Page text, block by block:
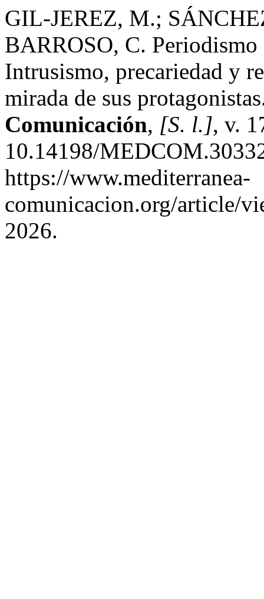
GIL-JEREZ, M.;
BARROSO, C.
Intrusismo, precariedad y
mirada de sus
Comunicación, [S. l.], v.
10.14198/
https://www.mediterranea-
comunicacion.org/article/
2026.